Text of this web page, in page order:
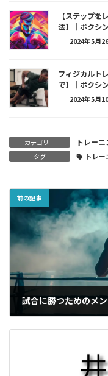
【ステップ
法】｜ボクシ
2024年5月
フィジカルト
で】｜ボクシ
2024年5月
カテゴリー トレー
タグ トレ
前の記事